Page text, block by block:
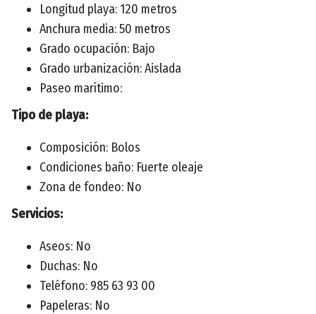
Longitud playa: 120 metros
Anchura media: 50 metros
Grado ocupación: Bajo
Grado urbanización: Aislada
Paseo marítimo:
Tipo de playa:
Composición: Bolos
Condiciones baño: Fuerte oleaje
Zona de fondeo: No
Servicios:
Aseos: No
Duchas: No
Teléfono: 985 63 93 00
Papeleras: No